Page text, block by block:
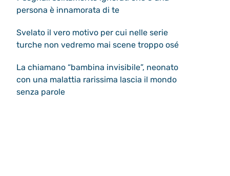
persona è innamorata di te
Svelato il vero motivo per cui nelle serie
turche non vedremo mai scene troppo osé
La chiamano “bambina invisibile”, neonato
con una malattia rarissima lascia il mondo
senza parole